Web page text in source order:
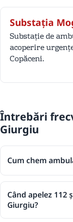
Substația
Substație de
acoperire
Copăceni.
Întrebări
Giurgiu
Cum chem
Când apelez 112
Giurgiu?